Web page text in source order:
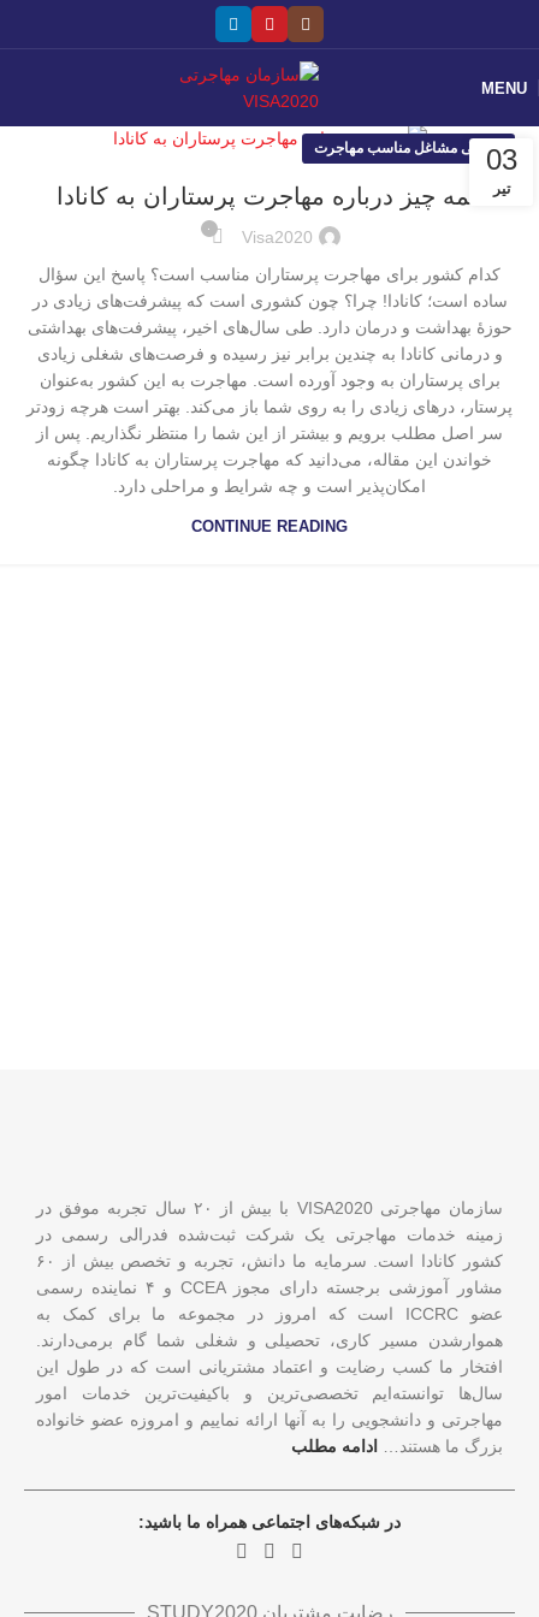
MENU
03
تیر
معرفی مشاغل مناسب مهاجرت
همه چیز درباره مهاجرت پرستاران به کانادا
Visa2020 ۰
کدام کشور برای مهاجرت پرستاران مناسب است؟ پاسخ این سؤال
ساده است؛ کانادا! چرا؟ چون کشوری است که پیشرفت‌های زیادی در
حوزۀ بهداشت و درمان دارد. طی سال‌های اخیر، پیشرفت‌های بهداشتی
و درمانی کانادا به چندین برابر نیز رسیده و فرصت‌های شغلی زیادی
برای پرستاران به وجود آورده است. مهاجرت به این کشور به‌عنوان
پرستار، درهای زیادی را به روی شما باز می‌کند. بهتر است هرچه زودتر
سر اصل مطلب برویم و بیشتر از این شما را منتظر نگذاریم. پس از
خواندن این مقاله، می‌دانید که مهاجرت پرستاران به کانادا چگونه
امکان‌پذیر است و چه شرایط و مراحلی دارد.
CONTINUE READING
سازمان مهاجرتی VISA2020 با بیش از ۲۰ سال تجربه موفق در
زمینه خدمات مهاجرتی یک شرکت ثبت‌شده فدرالی رسمی در
کشور کانادا است. سرمایه ما دانش، تجربه و تخصص بیش از ۶۰
مشاور آموزشی برجسته دارای مجوز CCEA و ۴ نماینده رسمی
عضو ICCRC است که امروز در مجموعه ما برای کمک به
هموارشدن مسیر کاری، تحصیلی و شغلی شما گام برمی‌دارند.
افتخار ما کسب رضایت و اعتماد مشتریانی است که در طول این
سال‌ها توانسته‌ایم تخصصی‌ترین و باکیفیت‌ترین خدمات امور
مهاجرتی و دانشجویی را به آنها ارائه نماییم و امروزه عضو خانواده
بزرگ ما هستند… ادامه مطلب
در شبکه‌های اجتماعی همراه ما باشید:
رضایت مشتریان STUDY2020